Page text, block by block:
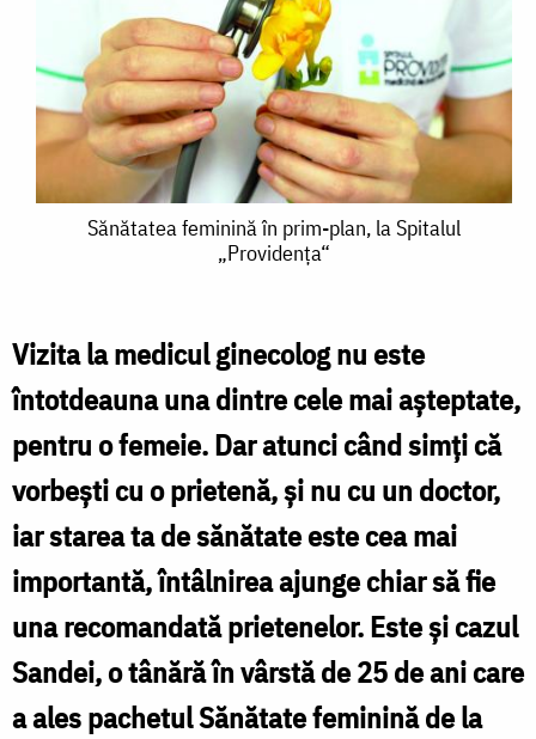
Sănătatea
prim-
plan,
la
Spitalul
„Providenţa“
Sănătatea feminină în prim-plan, la Spitalul
„Providenţa“
Vizita la medicul ginecolog nu este
întotdeauna una dintre cele mai aşteptate,
pentru o femeie. Dar atunci când simţi că
vorbeşti cu o prietenă, şi nu cu un doctor,
iar starea ta de sănătate este cea mai
importantă, întâlnirea ajunge chiar să fie
una recomandată prietenelor. Este şi cazul
Sandei, o tânără în vârstă de 25 de ani care
a ales pachetul Sănătate feminină de la